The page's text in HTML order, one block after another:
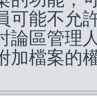
可能不允
論區管理
加檔案的